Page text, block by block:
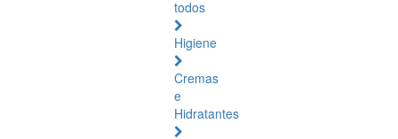
todos
Higiene
Cremas
e
Hidratantes